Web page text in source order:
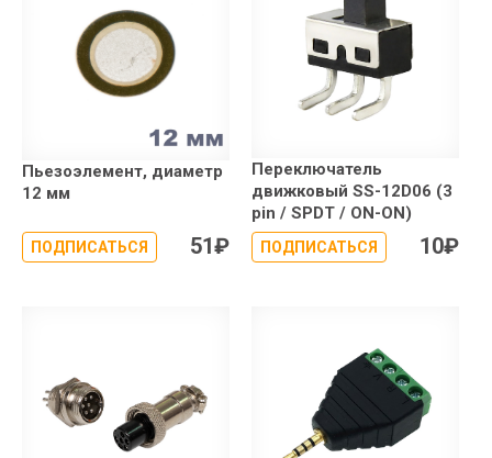
Пьезоэлемент, диаметр
12 мм
ПОДПИСАТЬСЯ 51₽
Переключатель
движковый SS-12D06 (3
pin / SPDT / ON-ON)
ПОДПИСАТЬСЯ 10₽